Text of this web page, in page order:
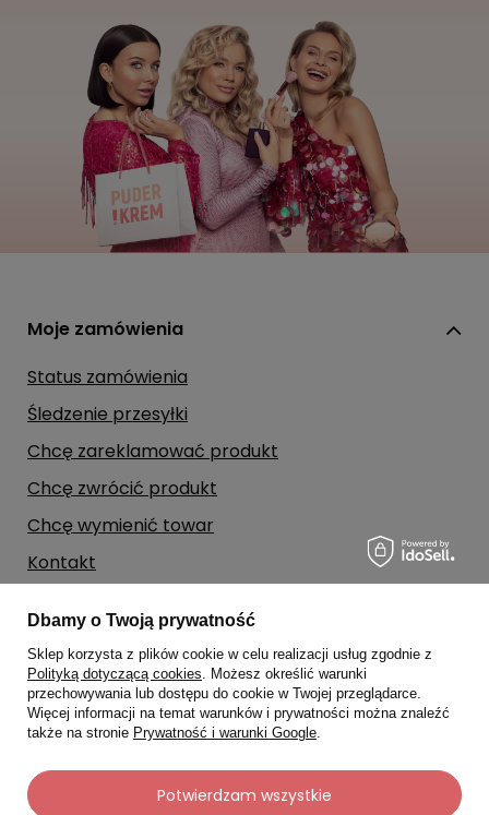
Moje zamówienia
Status zamówienia
Śledzenie przesyłki
Chcę zareklamować produkt
Chcę zwrócić produkt
Chcę wymienić towar
Kontakt
Moje konto
Regulaminy
Dbamy o Twoją prywatność
Sklep korzysta z plików cookie w celu realizacji usług zgodnie z
Polityką dotyczącą cookies. Możesz określić warunki
przechowywania lub dostępu do cookie w Twojej przeglądarce.
Więcej informacji na temat warunków i prywatności można znaleźć
także na stronie Prywatność i warunki Google.
Potwierdzam wszystkie